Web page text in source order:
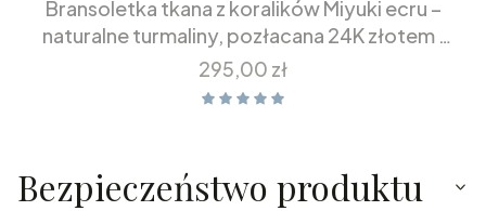
Bransoletka tkana z koralików Miyuki ecru –
naturalne turmaliny, pozłacana 24K złotem |
Aura Turmalinowa
Cena
295,00 zł
Bezpieczeństwo produktu